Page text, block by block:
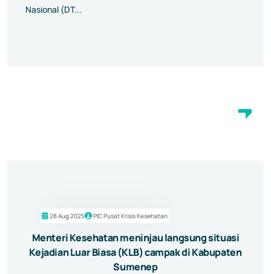
Nasional (DT...
28 Aug 2025 PIC Pusat Krisis Kesehatan
Menteri Kesehatan meninjau langsung situasi
Kejadian Luar Biasa (KLB) campak di Kabupaten
Sumenep